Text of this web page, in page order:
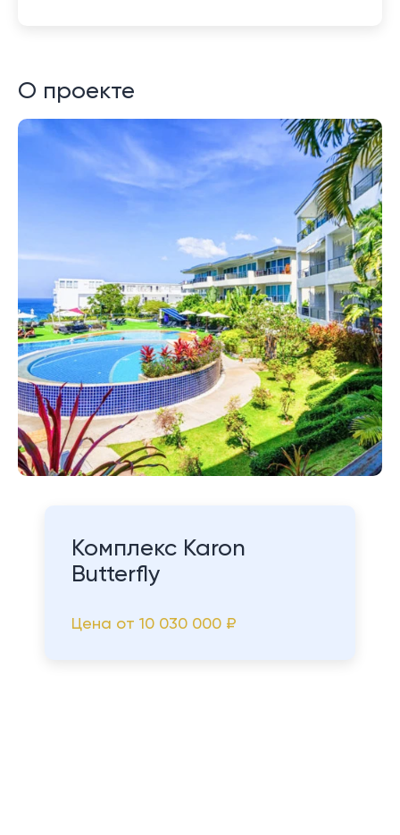
О проекте
Комплекс Karon
Butterfly
Цена от 10 030 000 ₽